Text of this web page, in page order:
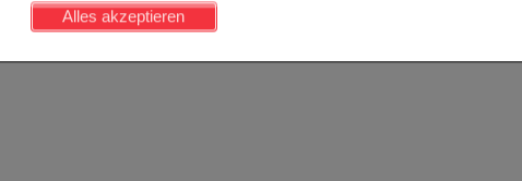
um das Einkaufserlebnis noch ansprechender zu gestalten,
Besuchers oder unsere Seite an bevorzugte Verhaltensweisen (z.B.
weiter für Sie optimieren können, den Inhalt auf unserer Website aber
Medien übertragen werden.
Alles akzeptieren